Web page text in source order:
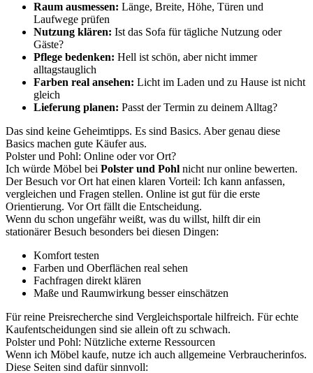
Raum ausmessen: Länge, Breite, Höhe, Türen und
Laufwege prüfen
Nutzung klären: Ist das Sofa für tägliche Nutzung oder
Gäste?
Pflege bedenken: Hell ist schön, aber nicht immer
alltagstauglich
Farben real ansehen: Licht im Laden und zu Hause ist nicht
gleich
Lieferung planen: Passt der Termin zu deinem Alltag?
Das sind keine Geheimtipps. Es sind Basics. Aber genau diese
Basics machen gute Käufer aus.
Polster und Pohl: Online oder vor Ort?
Ich würde Möbel bei Polster und Pohl nicht nur online bewerten.
Der Besuch vor Ort hat einen klaren Vorteil: Ich kann anfassen,
vergleichen und Fragen stellen. Online ist gut für die erste
Orientierung. Vor Ort fällt die Entscheidung.
Wenn du schon ungefähr weißt, was du willst, hilft dir ein
stationärer Besuch besonders bei diesen Dingen:
Komfort testen
Farben und Oberflächen real sehen
Fachfragen direkt klären
Maße und Raumwirkung besser einschätzen
Für reine Preisrecherche sind Vergleichsportale hilfreich. Für echte
Kaufentscheidungen sind sie allein oft zu schwach.
Polster und Pohl: Nützliche externe Ressourcen
Wenn ich Möbel kaufe, nutze ich auch allgemeine Verbraucherinfos.
Diese Seiten sind dafür sinnvoll: